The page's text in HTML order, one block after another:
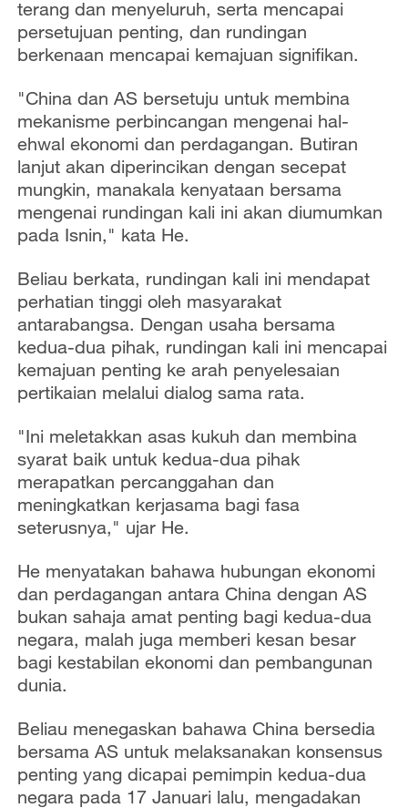
terang dan menyeluruh, serta mencapai
persetujuan penting, dan rundingan
berkenaan mencapai kemajuan signifikan.
"China dan AS bersetuju untuk membina
mekanisme perbincangan mengenai hal-
ehwal ekonomi dan perdagangan. Butiran
lanjut akan diperincikan dengan secepat
mungkin, manakala kenyataan bersama
mengenai rundingan kali ini akan diumumkan
pada Isnin," kata He.
Beliau berkata, rundingan kali ini mendapat
perhatian tinggi oleh masyarakat
antarabangsa. Dengan usaha bersama
kedua-dua pihak, rundingan kali ini mencapai
kemajuan penting ke arah penyelesaian
pertikaian melalui dialog sama rata.
"Ini meletakkan asas kukuh dan membina
syarat baik untuk kedua-dua pihak
merapatkan percanggahan dan
meningkatkan kerjasama bagi fasa
seterusnya," ujar He.
He menyatakan bahawa hubungan ekonomi
dan perdagangan antara China dengan AS
bukan sahaja amat penting bagi kedua-dua
negara, malah juga memberi kesan besar
bagi kestabilan ekonomi dan pembangunan
dunia.
Beliau menegaskan bahawa China bersedia
bersama AS untuk melaksanakan konsensus
penting yang dicapai pemimpin kedua-dua
negara pada 17 Januari lalu, mengadakan